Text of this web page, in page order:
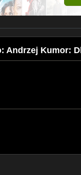
Andrzej Kumor: